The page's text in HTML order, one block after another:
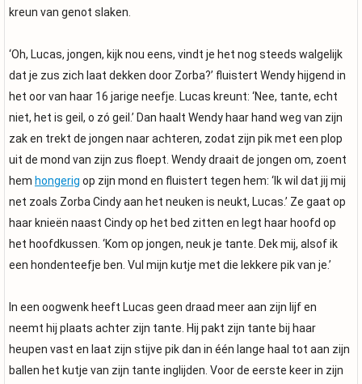
kreun van genot slaken.
‘Oh, Lucas, jongen, kijk nou eens, vindt je het nog steeds walgelijk
dat je zus zich laat dekken door Zorba?’ fluistert Wendy hijgend in
het oor van haar 16 jarige neefje. Lucas kreunt: ‘Nee, tante, echt
niet, het is geil, o zó geil.’ Dan haalt Wendy haar hand weg van zijn
zak en trekt de jongen naar achteren, zodat zijn pik met een plop
uit de mond van zijn zus floept. Wendy draait de jongen om, zoent
hem hongerig op zijn mond en fluistert tegen hem: ‘Ik wil dat jij mij
net zoals Zorba Cindy aan het neuken is neukt, Lucas.’ Ze gaat op
haar knieën naast Cindy op het bed zitten en legt haar hoofd op
het hoofdkussen. ‘Kom op jongen, neuk je tante. Dek mij, alsof ik
een hondenteefje ben. Vul mijn kutje met die lekkere pik van je.’
In een oogwenk heeft Lucas geen draad meer aan zijn lijf en
neemt hij plaats achter zijn tante. Hij pakt zijn tante bij haar
heupen vast en laat zijn stijve pik dan in één lange haal tot aan zijn
ballen het kutje van zijn tante inglijden. Voor de eerste keer in zijn